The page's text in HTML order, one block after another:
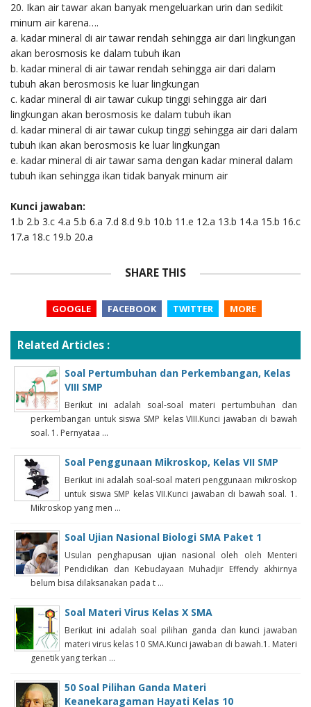
20. Ikan air tawar akan banyak mengeluarkan urin dan sedikit
minum air karena….
a. kadar mineral di air tawar rendah sehingga air dari lingkungan
akan berosmosis ke dalam tubuh ikan
b. kadar mineral di air tawar rendah sehingga air dari dalam
tubuh akan berosmosis ke luar lingkungan
c. kadar mineral di air tawar cukup tinggi sehingga air dari
lingkungan akan berosmosis ke dalam tubuh ikan
d. kadar mineral di air tawar cukup tinggi sehingga air dari dalam
tubuh ikan akan berosmosis ke luar lingkungan
e. kadar mineral di air tawar sama dengan kadar mineral dalam
tubuh ikan sehingga ikan tidak banyak minum air
Kunci jawaban:
1.b 2.b 3.c 4.a 5.b 6.a 7.d 8.d 9.b 10.b 11.e 12.a 13.b 14.a 15.b 16.c
17.a 18.c 19.b 20.a
SHARE THIS
GOOGLE FACEBOOK TWITTER MORE
Related Articles :
Soal Pertumbuhan dan Perkembangan, Kelas
VIII SMP
Berikut ini adalah soal-soal materi pertumbuhan dan
perkembangan untuk siswa SMP kelas VIII.Kunci jawaban di bawah
soal. 1. Pernyataa ...
Soal Penggunaan Mikroskop, Kelas VII SMP
Berikut ini adalah soal-soal materi penggunaan mikroskop
untuk siswa SMP kelas VII.Kunci jawaban di bawah soal. 1.
Mikroskop yang men ...
Soal Ujian Nasional Biologi SMA Paket 1
Usulan penghapusan ujian nasional oleh oleh Menteri
Pendidikan dan Kebudayaan Muhadjir Effendy akhirnya
belum bisa dilaksanakan pada t ...
Soal Materi Virus Kelas X SMA
Berikut ini adalah soal pilihan ganda dan kunci jawaban
materi virus kelas 10 SMA.Kunci jawaban di bawah.1. Materi
genetik yang terkan ...
50 Soal Pilihan Ganda Materi
Keanekaragaman Hayati Kelas 10